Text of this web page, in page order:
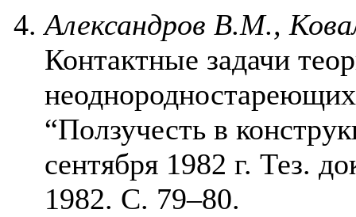
Александров В.М.,
Контактные задачи
“Ползучесть в
сентября 1982 г. Тез.
1982. С. 79–80.